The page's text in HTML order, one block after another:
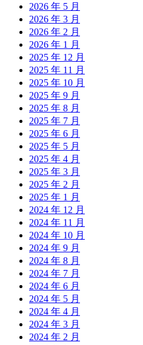
2026 年 5 月
2026 年 3 月
2026 年 2 月
2026 年 1 月
2025 年 12 月
2025 年 11 月
2025 年 10 月
2025 年 9 月
2025 年 8 月
2025 年 7 月
2025 年 6 月
2025 年 5 月
2025 年 4 月
2025 年 3 月
2025 年 2 月
2025 年 1 月
2024 年 12 月
2024 年 11 月
2024 年 10 月
2024 年 9 月
2024 年 8 月
2024 年 7 月
2024 年 6 月
2024 年 5 月
2024 年 4 月
2024 年 3 月
2024 年 2 月